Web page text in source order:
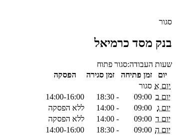
סגור
בנק מסד כרמיאל
שעות העבודה:סגור פתוח
יום
זמן פתיחה זמן סגירה
הפסקה
יום א סגור
יום ב 09:00
-
18:30
14:00-16:00
יום ג 09:00
-
14:00
ללא הפסקה
יום ד 09:00
-
14:00
ללא הפסקה
יום ה 09:00
-
18:30
14:00-16:00